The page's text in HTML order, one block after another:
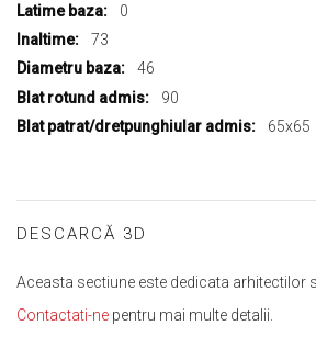
0
73
46
90
65x65
DESCARCĂ 3D
Aceasta sectiune este dedicata arhitectilor
Contactati-ne pentru mai multe detalii.